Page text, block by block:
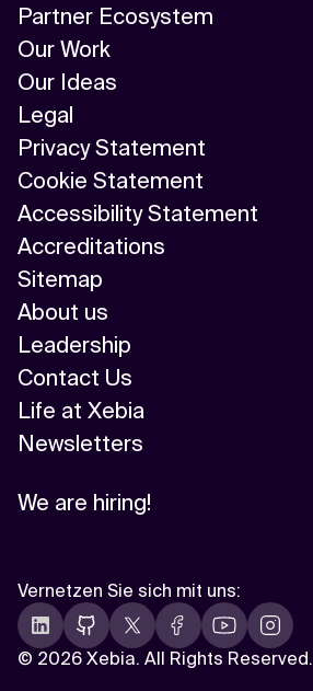
Partner Ecosystem
Our Work
Our Ideas
Legal
Privacy Statement
Cookie Statement
Accessibility Statement
Accreditations
Sitemap
About us
Leadership
Contact Us
Life at Xebia
Newsletters
We are hiring!
© 2026 Xebia. All Rights Reserved.
Vernetzen Sie sich mit uns: